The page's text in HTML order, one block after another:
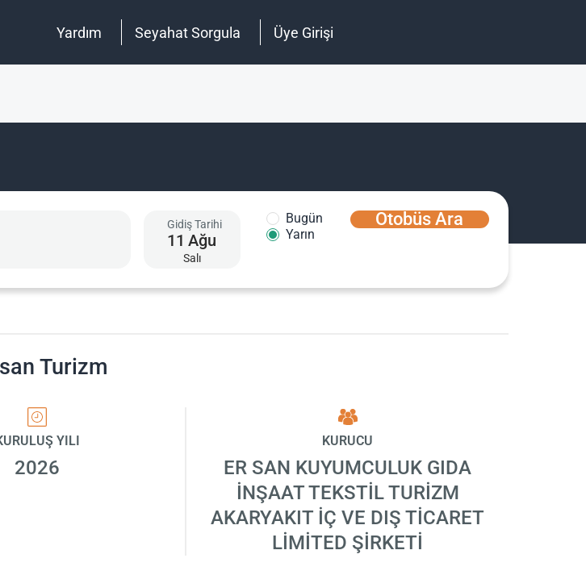
Yardım Seyahat Sorgula Üye Girişi
Gidiş Tarihi
11 Ağu
Salı
Bugün
Yarın
Otobüs Ara
Turizm
YILI
2026
KURUCU
ER SAN KUYUMCULUK GIDA
İNŞAAT TEKSTİL TURİZM
AKARYAKIT İÇ VE DIŞ TİCARET
LİMİTED ŞİRKETİ